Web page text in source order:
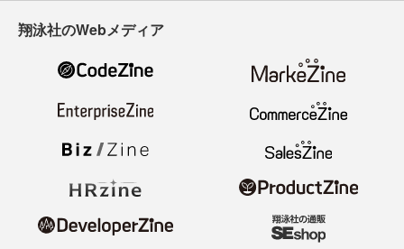
翔泳社のWebメディア